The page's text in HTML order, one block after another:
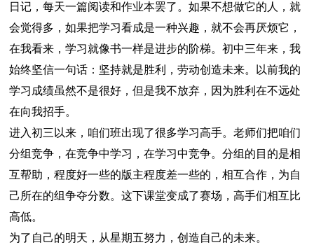
日记，每天一篇阅读和作业本罢了。如果不想做它的人，就
会觉得多，如果把学习看成是一种兴趣，就不会再厌烦它，
在我看来，学习就像书一样是进步的阶梯。初中三年来，我
始终坚信一句话：坚持就是胜利，劳动创造未来。以前我的
学习成绩虽然不是很好，但是我不放弃，因为胜利在不远处
在向我招手。
进入初三以来，咱们班出现了很多学习高手。老师们把咱们
分组竞争，在竞争中学习，在学习中竞争。分组的目的是相
互帮助，程度好一些的版主程度差一些的，相互合作，为自
己所在的组争夺分数。这下课堂变成了赛场，高手们相互比
高低。
为了自己的明天，从星期五努力，创造自己的未来。